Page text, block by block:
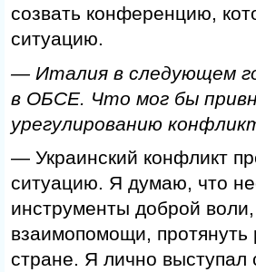
созвать конференцию,
ситуацию.
— Италия в следующем
в ОБСЕ. Что мог бы
урегулированию
— Украинский конфликт
ситуацию. Я думаю, что
инструменты доброй
взаимопомощи,
стране. Я лично